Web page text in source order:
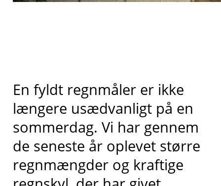
En fyldt regnmåler er ikke
længere usædvanligt på en
sommerdag. Vi har gennem
de seneste år oplevet større
regnmængder og kraftige